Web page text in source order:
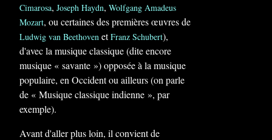
Cimarosa, Joseph Haydn, Wolfgang Amadeus
Mozart, ou certaines des premières œuvres de
Ludwig van Beethoven etFranz Schubert),
d'avec la musique classique (dite encore
musique « savante ») opposée à la musique
populaire, en Occident ou ailleurs (on parle
de « Musique classique indienne », par
exemple).
Avant d'aller plus loin, il convient de